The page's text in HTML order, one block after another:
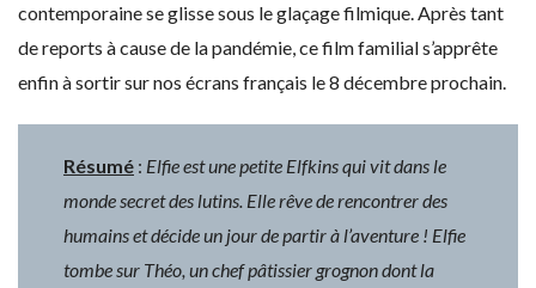
contemporaine se glisse sous le glaçage filmique. Après tant
de reports à cause de la pandémie, ce film familial s’apprête
enfin à sortir sur nos écrans français le 8 décembre prochain.
Résumé : Elfie est une petite Elfkins qui vit dans le
monde secret des lutins. Elle rêve de rencontrer des
humains et décide un jour de partir à l’aventure ! Elfie
tombe sur Théo, un chef pâtissier grognon dont la